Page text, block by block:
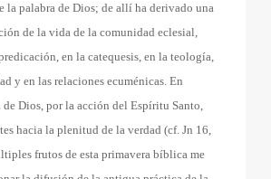
la palabra de Dios; de allí ha derivado una
de la vida de la comunidad eclesial,
en la catequesis, en la teología,
y en las relaciones ecuménicas. En
de Dios, por la acción del Espíritu Santo,
hacia la plenitud de la verdad (cf. Jn 16,
frutos de esta primavera bíblica me